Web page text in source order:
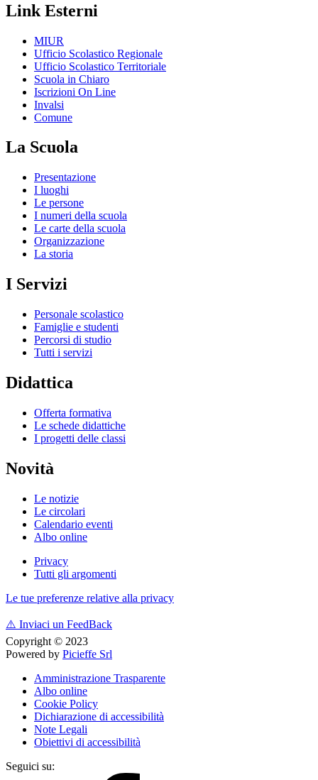
Link Esterni
MIUR
Ufficio Scolastico Regionale
Ufficio Scolastico Territoriale
Scuola in Chiaro
Iscrizioni On Line
Invalsi
Comune
La Scuola
Presentazione
I luoghi
Le persone
I numeri della scuola
Le carte della scuola
Organizzazione
La storia
I Servizi
Personale scolastico
Famiglie e studenti
Percorsi di studio
Tutti i servizi
Didattica
Offerta formativa
Le schede didattiche
I progetti delle classi
Novità
Le notizie
Le circolari
Calendario eventi
Albo online
Privacy
Tutti gli argomenti
Le tue preferenze relative alla privacy
⚠️ Inviaci un FeedBack
Copyright © 2023
Powered by Picieffe Srl
Amministrazione Trasparente
Albo online
Cookie Policy
Dichiarazione di accessibilità
Note Legali
Obiettivi di accessibilità
Seguici su: